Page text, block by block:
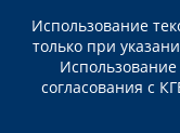
Использование
только при
согласования с